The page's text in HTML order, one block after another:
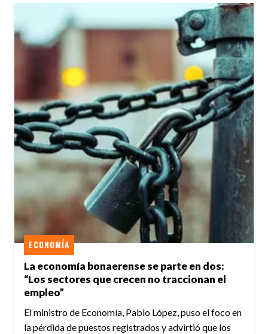
La economía bonaerense se parte en dos:
“Los sectores que crecen no traccionan el
empleo”
ECONOMÍA
El ministro de Economía, Pablo López, puso el foco en
la pérdida de puestos registrados y advirtió que los